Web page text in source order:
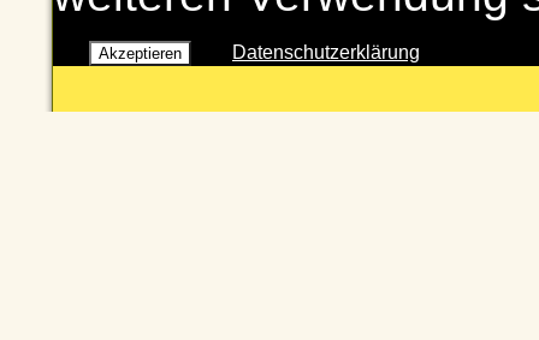
Akzeptieren Datenschutzerklärung